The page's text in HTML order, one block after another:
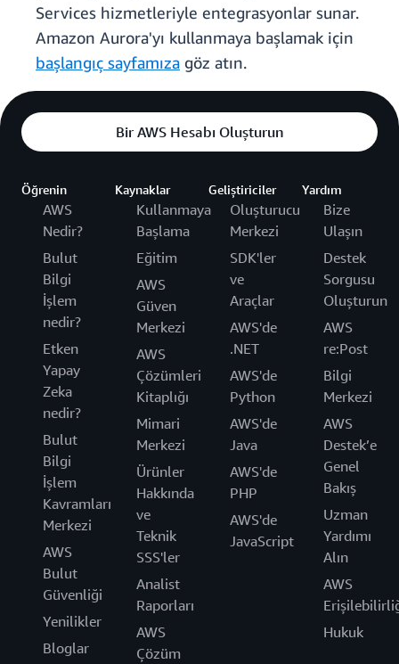
Services hizmetleriyle entegrasyonlar sunar.
Amazon Aurora'yı kullanmaya başlamak için
başlangıç sayfamıza göz atın.
Bir AWS Hesabı Oluşturun
Öğrenin
AWS
Nedir?
Bulut
Bilgi
İşlem
nedir?
Etken
Yapay
Zeka
nedir?
Bulut
Bilgi
İşlem
Kavramları
Merkezi
AWS
Bulut
Güvenliği
Yenilikler
Bloglar
Kaynaklar
Kullanmaya
Başlama
Eğitim
AWS
Güven
Merkezi
AWS
Çözümleri
Kitaplığı
Mimari
Merkezi
Ürünler
Hakkında
ve
Teknik
SSS'ler
Analist
Raporları
AWS
Çözüm
Geliştiriciler
Oluşturucu
Merkezi
SDK'ler
ve
Araçlar
AWS'de
.NET
AWS'de
Python
AWS'de
Java
AWS'de
PHP
AWS'de
JavaScript
Yardım
Bize
Ulaşın
Destek
Sorgusu
Oluşturun
AWS
re:Post
Bilgi
Merkezi
AWS
Destek’e
Genel
Bakış
Uzman
Yardımı
Alın
AWS
Hukuk